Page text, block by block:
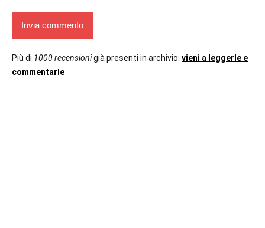
Più di 1000 recensionigià presenti in archivio: vieni a leggerle e
commentarle